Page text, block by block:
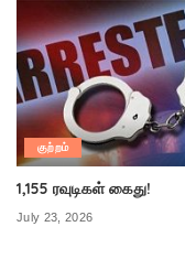
குற்றம்
1,155 ரவுடிகள் கைது!
July 23, 2026